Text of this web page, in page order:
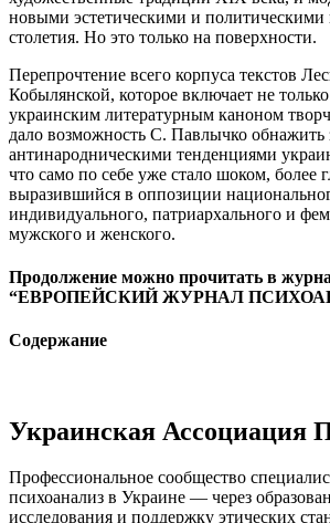
новыми эстетическими и
столетия. Но это только на поверхности.
Перепрочтение всего корпуса текстов
Кобылянской, которое включает не
украинским литературным каноном
дало возможность С. Павлычко обнажить
антинародническими тенденциями
что само по себе уже стало шоком, более
выразившийся в оппозиции
индивидуального, патриархального и
мужского и женского.
Продолжение можно прочитать в
“ЕВРОПЕЙСКИЙ ЖУРНАЛ
Содержание
Украинская Ассоциация
Профессиональное сообщество
психоанализ в Украине — через
исследования и поддержку этических